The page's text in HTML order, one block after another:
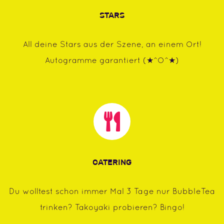
STARS
All deine Stars aus der Szene, an einem Ort!
Autogramme garantiert (★^O^★)
CATERING
Du wolltest schon immer Mal 3 Tage nur BubbleTea
trinken? Takoyaki probieren? Bingo!